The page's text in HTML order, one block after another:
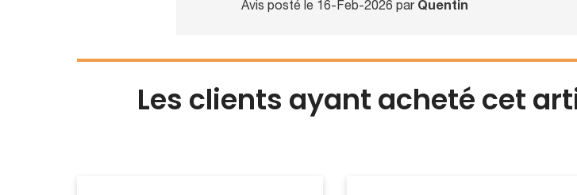
Avis posté le 16-Feb-2026 par Quentin
Les clients ayant acheté cet